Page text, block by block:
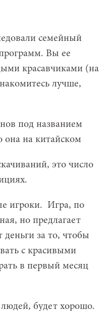
семейный
Вы ее
красавчиками (на
лучше,
под названием
она на китайском
это число
игроки. Игра, по
но предлагает
за то, чтобы
с красивыми
в первый месяц
будет хорошо.